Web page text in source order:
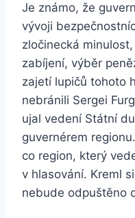
Je známo, že
vývoji
zločinecká
zabíjení, výběr
zajetí lupičů tohoto
nebránili Sergei
ujal vedení Státní
guvernérem
co region, který
v hlasování. Kreml
nebude odpuštěno